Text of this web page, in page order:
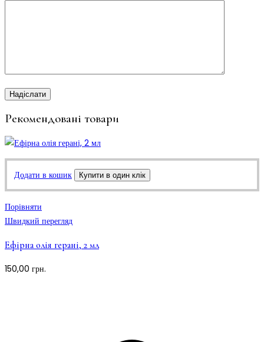
Рекомендовані товари
Додати в кошик Купити в один клік
Порівняти
Швидкий перегляд
Ефірна олія герані, 2 мл
150,00 грн.